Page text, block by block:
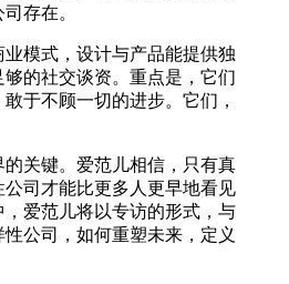
存在。
模式，设计与产品能提供独
的社交谈资。重点是，它们
于不顾一切的进步。它们，
关键。爱范儿相信，只有真
司才能比更多人更早地看见
爱范儿将以专访的形式，与
公司，如何重塑未来，定义